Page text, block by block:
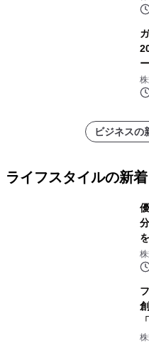
ビジネスの
ライフスタイルの新着
(